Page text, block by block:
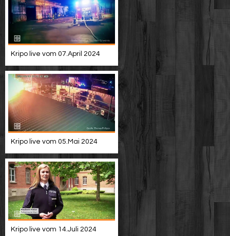
Kripo live vom 07.April 2024
Kripo live vom 05.Mai 2024
Kripo live vom 14.Juli 2024